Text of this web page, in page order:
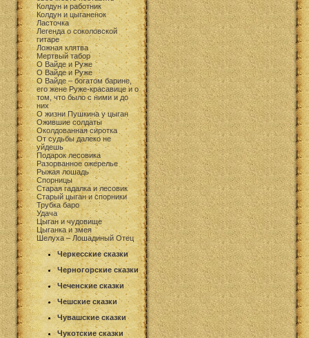
Колдун и работник
Колдун и цыганенок
Ласточка
Легенда о соколовской
гитаре
Ложная клятва
Мертвый табор
О Вайде и Руже
О Вайде и Руже
О Вайде – богатом барине,
его жене Руже-красавице и о
том, что было с ними и до
них
О жизни Пушкина у цыган
Ожившие солдаты
Околдованная сиротка
От судьбы далеко не
уйдешь
Подарок лесовика
Разорванное ожерелье
Рыжая лошадь
Спорницы
Старая гадалка и лесовик
Старый цыган и спорники
Трубка баро
Удача
Цыган и чудовище
Цыганка и змея
Шелуха – Лошадиный Отец
Черкесские сказки
Черногорские сказки
Чеченские сказки
Чешские сказки
Чувашские сказки
Чукотские сказки